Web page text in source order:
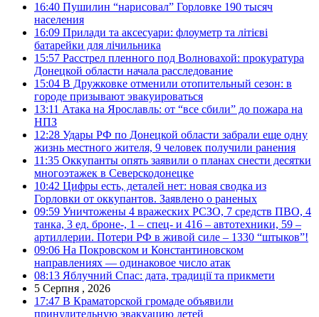
16:40 Пушилин “нарисовал” Горловке 190 тысяч
населения
16:09 Прилади та аксесуари: флоуметр та літієві
батарейки для лічильника
15:57 Расстрел пленного под Волновахой: прокуратура
Донецкой области начала расследование
15:04 В Дружковке отменили отопительный сезон: в
городе призывают эвакуироваться
13:11 Атака на Ярославль: от “все сбили” до пожара на
НПЗ
12:28 Удары РФ по Донецкой области забрали еще одну
жизнь местного жителя, 9 человек получили ранения
11:35 Оккупанты опять заявили о планах снести десятки
многоэтажек в Северскодонецке
10:42 Цифры есть, деталей нет: новая сводка из
Горловки от оккупантов. Заявлено о раненых
09:59 Уничтожены 4 вражеских РСЗО, 7 средств ПВО, 4
танка, 3 ед. броне-, 1 – спец- и 416 – автотехники, 59 –
артиллерии. Потери РФ в живой силе – 1330 “штыков”!
09:06 На Покровском и Константиновском
направлениях — одинаковое число атак
08:13 Яблучний Спас: дата, традиції та прикмети
5 Серпня , 2026
17:47 В Краматорской громаде объявили
принудительную эвакуацию детей